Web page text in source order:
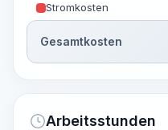
Stromkosten
Gesamtkosten
Arbeitsstunden